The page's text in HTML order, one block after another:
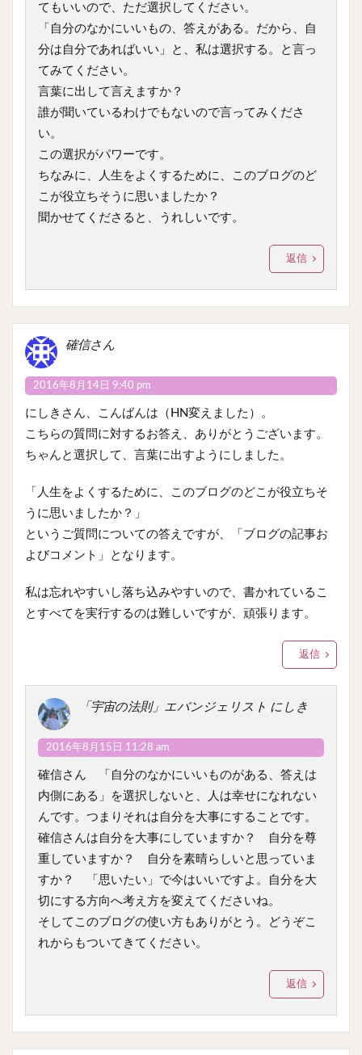
てもいいので、ただ選択してください。
「自分のなかにいいもの、答えがある。だから、自
分は自分であればいい」と、私は選択する。と言っ
てみてください。
言葉に出して言えますか？
誰が聞いているわけでもないので言ってみくださ
い。
この選択がパワーです。
ちなみに、人生をよくするために、このブログのど
こが役立ちそうに思いましたか？
聞かせてくださると、うれしいです。
返信
確信さん
2016年8月14日 9:40 pm
にしきさん、こんばんは（HN変えました）。
こちらの質問に対するお答え、ありがとうございます。
ちゃんと選択して、言葉に出すようにしました。
「人生をよくするために、このブログのどこが役立ちそ
うに思いましたか？」
というご質問についての答えですが、「ブログの記事お
よびコメント」となります。
私は忘れやすいし落ち込みやすいので、書かれているこ
とすべてを実行するのは難しいですが、頑張ります。
返信
「宇宙の法則」エバンジェリスト にしき
2016年8月15日 11:28 am
確信さん 「自分のなかにいいものがある、答えは
内側にある」を選択しないと、人は幸せになれない
んです。つまりそれは自分を大事にすることです。
確信さんは自分を大事にしていますか？ 自分を尊
重していますか？ 自分を素晴らしいと思っていま
すか？ 「思いたい」で今はいいですよ。自分を大
切にする方向へ考え方を変えてくださいね。
そしてこのブログの使い方もありがとう。どうぞこ
れからもついてきてください。
返信